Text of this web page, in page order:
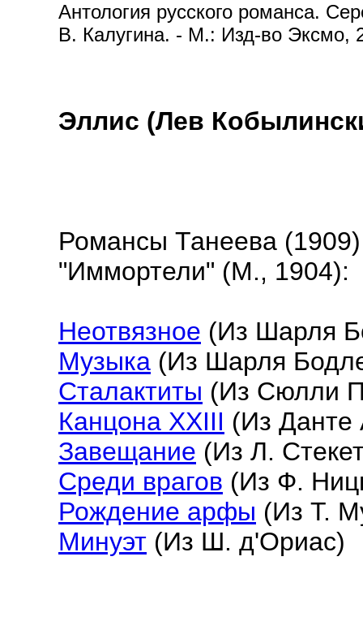
Антология русского романса.
В. Калугина. - М.: Изд-во Эксмо,
Эллис (Лев
Романсы Танеева
"Иммортели" (М., 1904):
Неотвязное (Из Шарля
Музыка (Из Шарля
Сталактиты (Из Сюлли
Канцона XXIII (Из Данте
Завещание (Из Л.
Среди врагов (Из Ф.
Рождение арфы (Из Т.
Минуэт (Из Ш. д'Ориас)